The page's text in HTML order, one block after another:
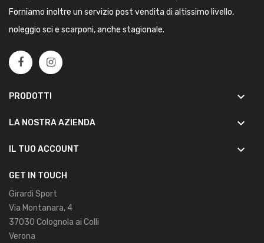
Forniamo inoltre un servizio post vendita di altissimo livello,
noleggio sci e scarponi, anche stagionale.
PRODOTTI keyboard_arrow_down
LA NOSTRA AZIENDA keyboard_arrow_down
IL TUO ACCOUNT keyboard_arrow_down
GET IN TOUCH
Girardi Sport
Via Montanara, 4
37030 Colognola ai Colli
Verona